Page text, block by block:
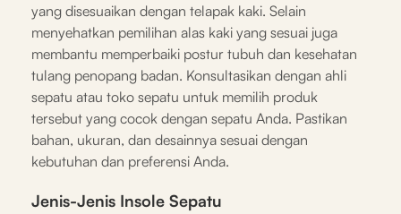
yang disesuaikan dengan telapak kaki. Selain
menyehatkan pemilihan alas kaki yang sesuai juga
membantu memperbaiki postur tubuh dan kesehatan
tulang penopang badan. Konsultasikan dengan ahli
sepatu atau toko sepatu untuk memilih produk
tersebut yang cocok dengan sepatu Anda. Pastikan
bahan, ukuran, dan desainnya sesuai dengan
kebutuhan dan preferensi Anda.
Jenis-Jenis Insole Sepatu